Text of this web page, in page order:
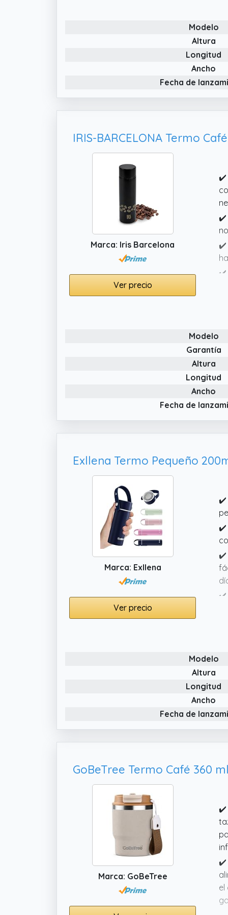
✔️
Modelo
Altura
Longitud
Ancho
Fecha de
Marca: Iris Barcelona
Ver precio
✔️
✔️
✔️
✔️
Modelo
Garantía
Altura
Longitud
Ancho
Fecha de
Marca: Exllena
Ver precio
✔️
✔️
✔️
✔️
Modelo
Altura
Longitud
Ancho
Fecha de
Marca: GoBeTree
✔️
✔️
el